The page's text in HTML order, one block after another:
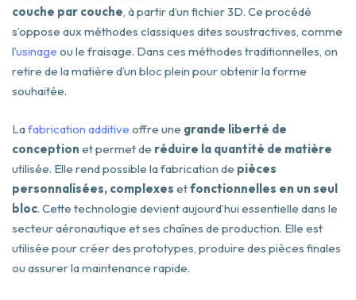
couche par couche, à partir d’un fichier 3D. Ce procédé
s’oppose aux méthodes classiques dites soustractives, comme
l’usinage ou le fraisage. Dans ces méthodes traditionnelles, on
retire de la matière d’un bloc plein pour obtenir la forme
souhaitée.
Lafabrication additive offre une grande liberté de
conception et permet de réduire la quantité de matière
utilisée. Elle rend possible la fabrication de pièces
personnalisées, complexes etfonctionnelles en un seul
bloc. Cette technologie devient aujourd’hui essentielle dans le
secteur aéronautique et ses chaînes de production. Elle est
utilisée pour créer des prototypes, produire des pièces finales
ou assurer la maintenance rapide.